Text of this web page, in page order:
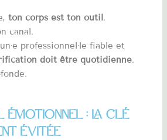
ton corps est ton outil.
canal.
professionnel·le fiable et
doit être quotidienne.
émotionnel : la clé
évitée